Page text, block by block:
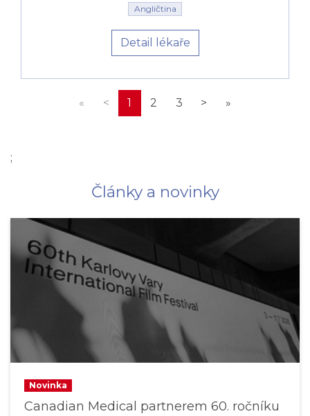
Angličtina
Detail lékaře
« < 1 2 3 > »
;
Články a novinky
Novinka
Canadian Medical partnerem 60. ročníku